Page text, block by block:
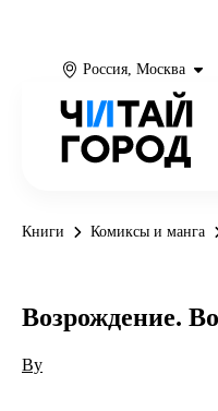
Россия, Москва
Книги Комиксы и манга
Возрождение.
Ву